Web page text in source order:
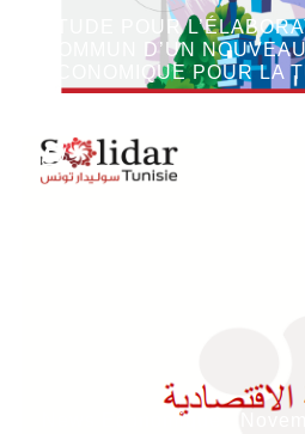
ÉTUDE POUR
COMMUN D’UN
ÉCONOMIQUE POUR LA
News Economique -